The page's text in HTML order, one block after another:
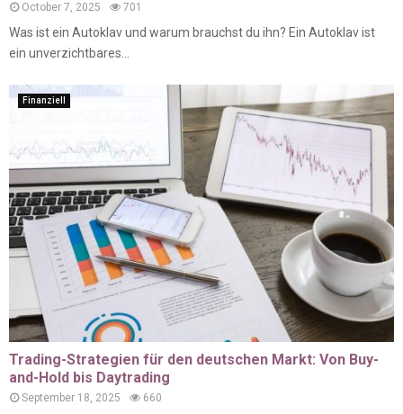
October 7, 2025 701
Was ist ein Autoklav und warum brauchst du ihn? Ein Autoklav ist
ein unverzichtbares...
Finanziell
Trading-Strategien für den deutschen Markt: Von Buy-
and-Hold bis Daytrading
September 18, 2025 660